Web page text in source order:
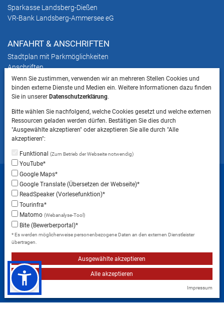
Sparkasse Landsberg-Dießen
VR-Bank Landsberg-Ammersee eG
ANFAHRT & ANSCHRIFTEN
Stadtplan mit Parkmöglichkeiten
Anschriften
HINWEIS
ins Landratsamt Landsberg am Lech NICHT
gestattet ist.
Startseite Sitemap
Datenschutzeinstellungen
Erklärung zur Barrierefreiheit
Instagram
Facebook
Wenn Sie zustimmen, verwenden wir an mehreren Stellen Cookies und
binden externe Dienste und Medien ein. Weitere Informationen dazu finden
Sie in unsererDatenschutzerklärung.
Bitte wählen Sie nachfolgend, welche Cookies gesetzt und welche externen
Ressourcen geladen werden dürfen. Bestätigen Sie dies durch
"Ausgewählte akzeptieren" oder akzeptieren Sie alle durch "Alle
akzeptieren":
Funktional(Zum Betrieb der Webseite notwendig)
YouTube*
Google Maps*
Google Translate (Übersetzen der Webseite)*
ReadSpeaker (Vorlesefunktion)*
Tourinfra*
Matomo(Webanalyse-Tool)
Bite (Bewerberportal)*
* Es werden möglicherweise personenbezogene Daten an den externen Dienstleister
übertragen.
Ausgewählte akzeptieren
Alle akzeptieren
Impressum